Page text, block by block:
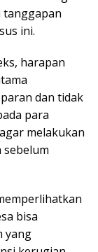
tanggapan
ini.
harapan
dan tidak
para
melakukan
sebelum
bisa
yang